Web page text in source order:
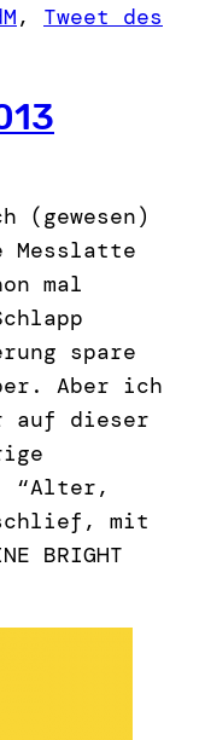
, Tweet des
(gewesen)
Messlatte
mal
spare
Aber ich
auf dieser
“Alter,
mit
BRIGHT